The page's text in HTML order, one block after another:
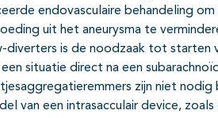
endovasculaire behandeling
uit het aneurysma te
is de noodzaak tot starten
situatie direct na een
zijn niet nodig
van een intrasacculair device,